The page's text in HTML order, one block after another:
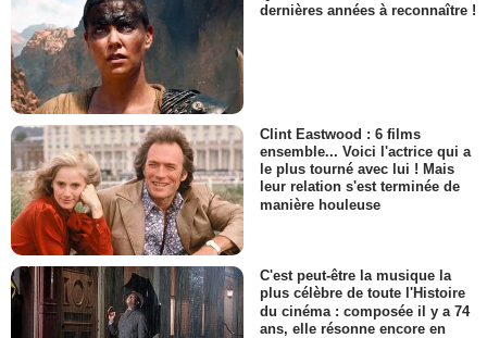
dernières années à reconnaître !
Clint Eastwood : 6 films
ensemble... Voici l'actrice qui a
le plus tourné avec lui ! Mais
leur relation s'est terminée de
manière houleuse
C'est peut-être la musique la
plus célèbre de toute l'Histoire
du cinéma : composée il y a 74
ans, elle résonne encore en